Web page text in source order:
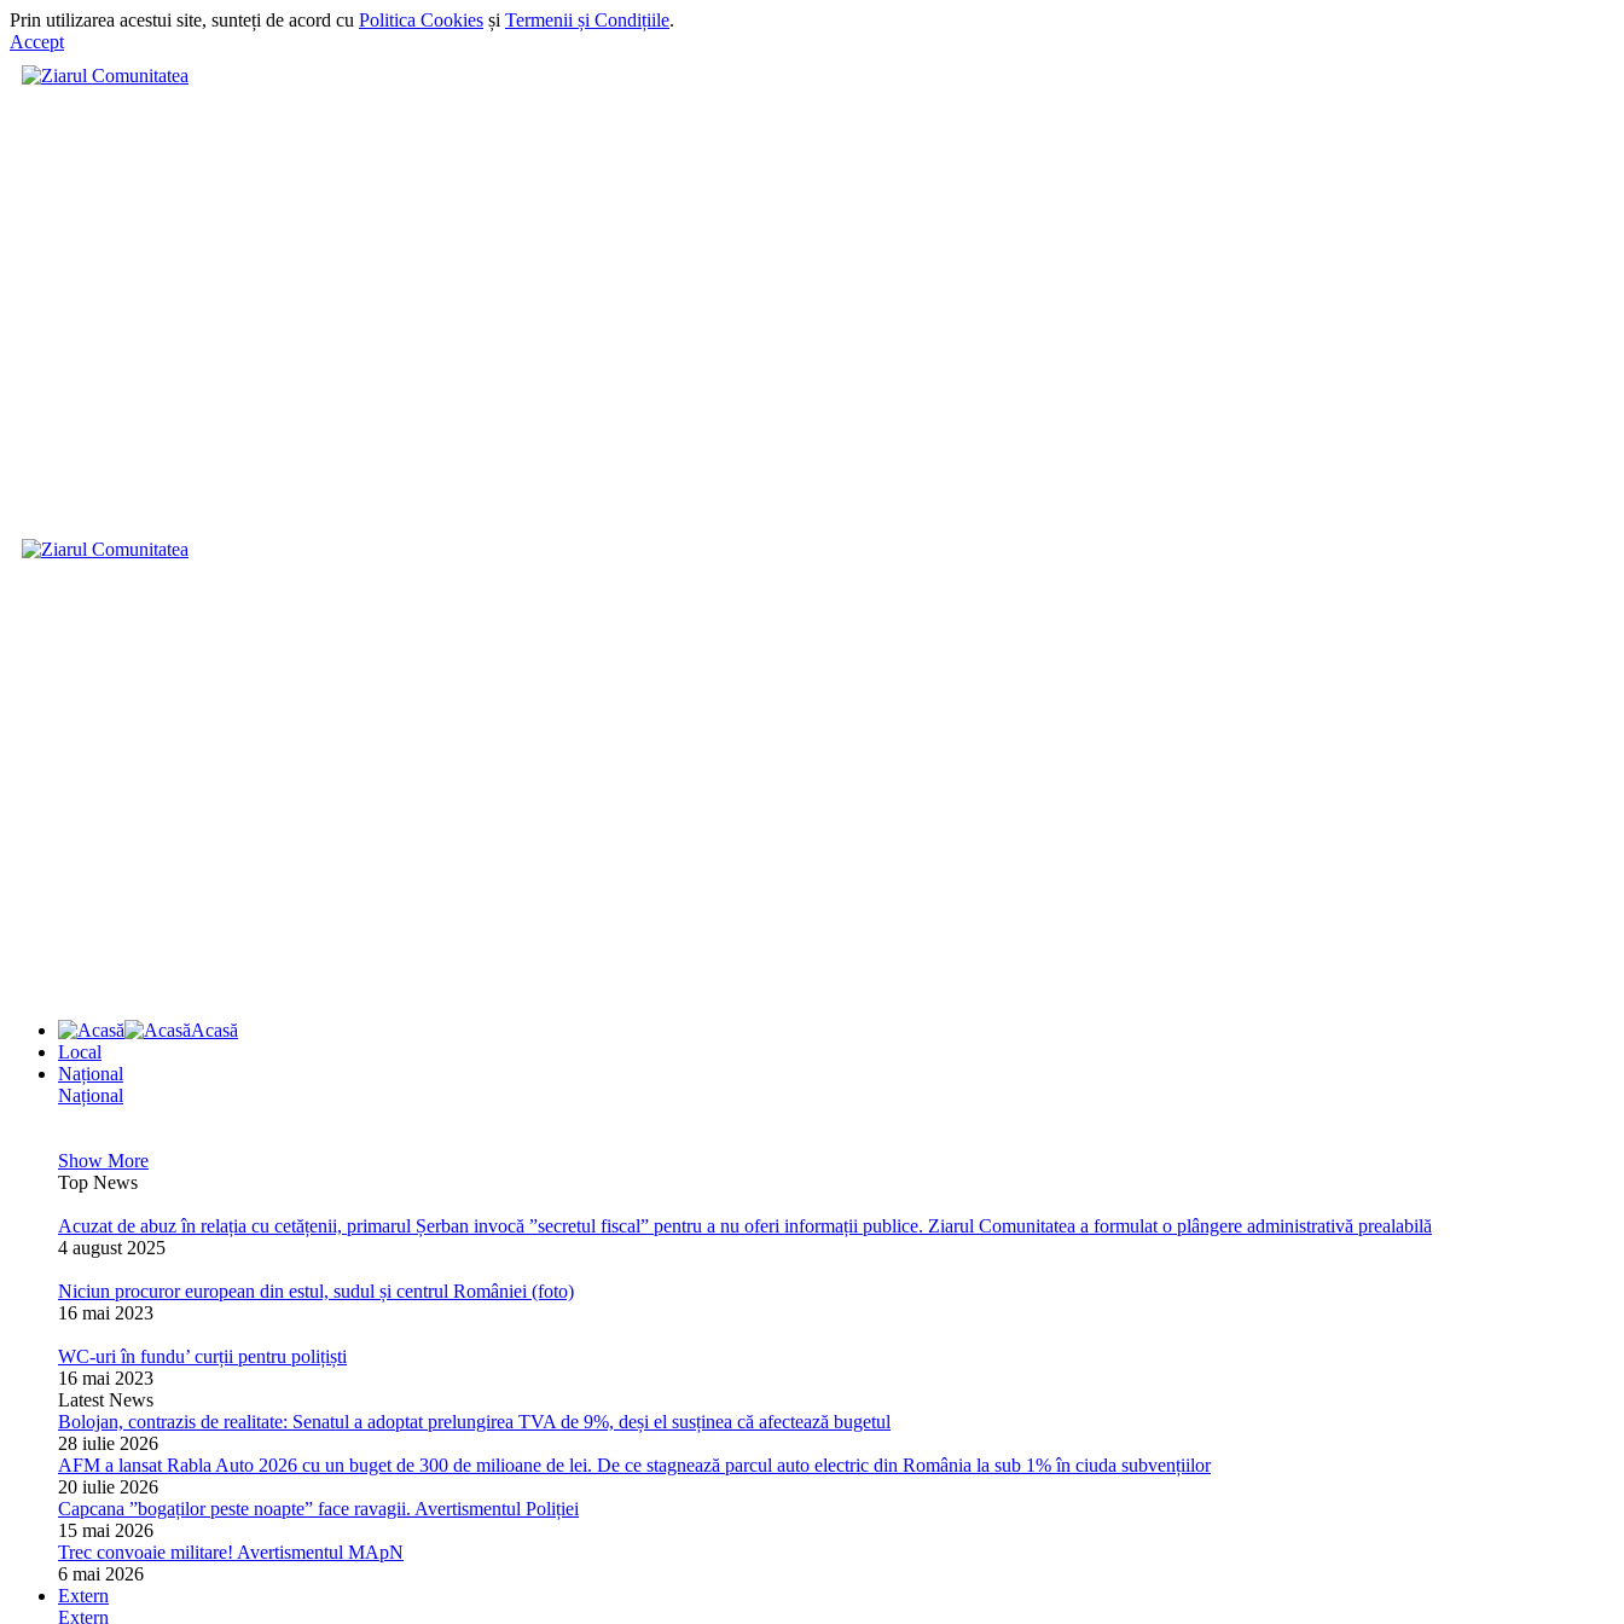
Prin utilizarea acestui site, sunteți de acord cu Politica Cookies și Termenii și Condițiile.
Accept
Acasă
Local
Național
Național
Show More
Top News
Acuzat de abuz în relația cu cetățenii, primarul Șerban invocă ”secretul fiscal” pentru a nu oferi informații publice. Ziarul Comunitatea a formulat o plângere administrativă prealabilă
4 august 2025
Niciun procuror european din estul, sudul și centrul României (foto)
16 mai 2023
WC-uri în fundu’ curții pentru polițiști
16 mai 2023
Latest News
Bolojan, contrazis de realitate: Senatul a adoptat prelungirea TVA de 9%, deși el susținea că afectează bugetul
28 iulie 2026
AFM a lansat Rabla Auto 2026 cu un buget de 300 de milioane de lei. De ce stagnează parcul auto electric din România la sub 1% în ciuda subvențiilor
20 iulie 2026
Capcana ”bogaților peste noapte” face ravagii. Avertismentul Poliției
15 mai 2026
Trec convoaie militare! Avertismentul MApN
6 mai 2026
Extern
Extern